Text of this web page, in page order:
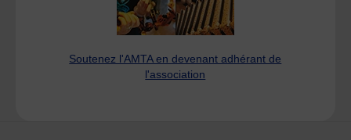
Soutenez l'AMTA en devenant adhérant de
l'association